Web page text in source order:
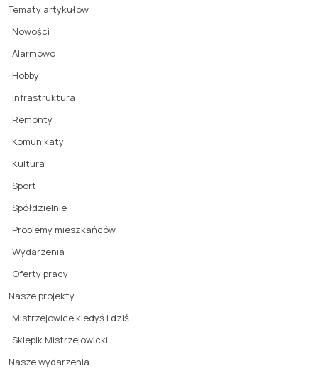
Tematy artykułów
Nowości
Alarmowo
Hobby
Infrastruktura
Remonty
Komunikaty
Kultura
Sport
Spółdzielnie
Problemy mieszkańców
Wydarzenia
Oferty pracy
Nasze projekty
Mistrzejowice kiedyś i dziś
Sklepik Mistrzejowicki
Nasze wydarzenia